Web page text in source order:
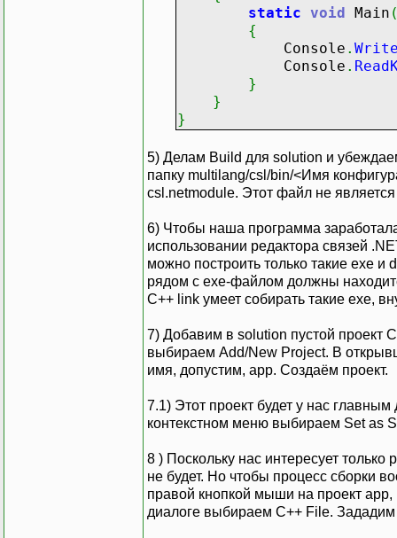
static void Main
{
Console .
Console .
}
}
}
5) Делам Build для solution и
папку multilang/csl/bin/<Имя
csl.netmodule. Этот файл не
6) Чтобы наша программа
использовании редактора связей
можно построить только такие exe
рядом с exe-файлом должны
C++ link умеет собирать такие exe,
7) Добавим в solution пустой проект
выбираем Add/New Project. В
имя, допустим, app. Создаём проект.
7.1) Этот проект будет у нас
контекстном меню выбираем Set as
8 ) Поскольку нас интересует только
не будет. Но чтобы процесс сборки
правой кнопкой мыши на проект
диалоге выбираем C++ File.